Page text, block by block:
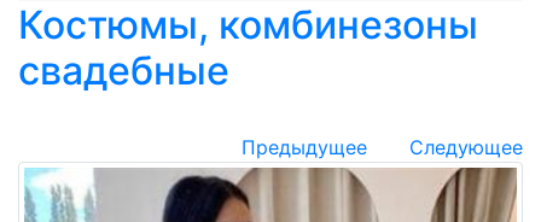
Костюмы, комбинезоны
свадебные
Предыдущее Следующее